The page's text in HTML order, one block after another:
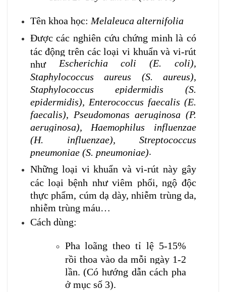
Tên khoa học: Melaleuca alternifolia
Được các nghiên cứu chứng minh là có
tác động trên các loại vi khuẩn và vi-rút
nhưEscherichia coli (E. coli),
Staphylococcus aureus (S. aureus),
Staphylococcus epidermidis (S.
epidermidis), Enterococcus faecalis (E.
faecalis), Pseudomonas aeruginosa (P.
aeruginosa), Haemophilus influenzae
(H. influenzae), Streptococcus
pneumoniae (S. pneumoniae).
Những loại vi khuẩn và vi-rút này gây
các loại bệnh như viêm phổi, ngộ độc
thực phẩm, cúm dạ dày, nhiễm trùng da,
nhiễm trùng máu…
Cách dùng:
Pha loãng theo tỉ lệ 5-15%
rồi thoa vào da mỗi ngày 1-2
lần. (Có hướng dẫn cách pha
ở mục số 3).